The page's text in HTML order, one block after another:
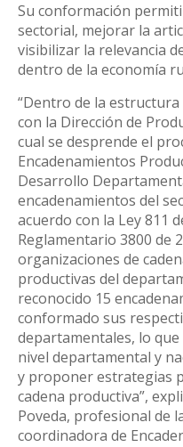
Su conformación
sectorial, mejorar la
visibilizar la relevancia
dentro de la economía
“Dentro de la
con la Dirección de
cual se desprende el
Encadenamientos
Desarrollo
encadenamientos del
acuerdo con la Ley 811
Reglamentario 3800 de
organizaciones de
productivas del
reconocido 15
conformado sus
departamentales, lo
nivel departamental y
y proponer estrategias
cadena productiva”,
Poveda, profesional de
coordinadora de